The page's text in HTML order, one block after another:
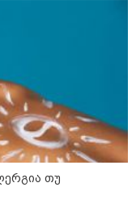
საქართველო
ტექნიკური
-
ანალიზი
კულუარული
თუ